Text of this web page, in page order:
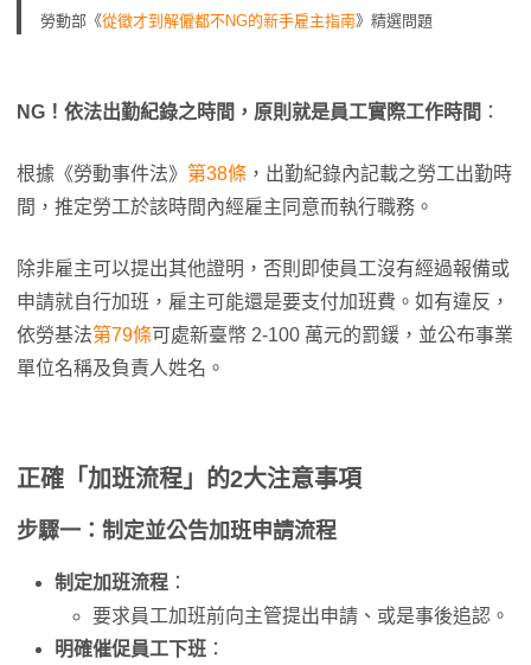
勞動部《從徵才到解僱都不NG的新手雇主指南》精選問題
NG！依法出勤紀錄之時間，原則就是員工實際工作時間 ：
根據《勞動事件法》 第38條 ，出勤紀錄內記載之勞工出勤時
間，推定勞工於該時間內經雇主同意而執行職務。
除非雇主可以提出其他證明，否則即使員工沒有經過報備或
申請就自行加班，雇主可能還是要支付加班費。如有違反，
依勞基法第79條可處新臺幣 2-100 萬元的罰鍰，並公布事業
單位名稱及負責人姓名。
正確「加班流程」的2大注意事項
步驟一：制定並公告加班申請流程
制定加班流程 ：
要求員工加班前向主管提出申請、或是事後追認。
明確催促員工下班 ：